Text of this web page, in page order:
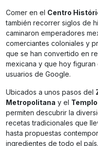
Comer en el Centro
también recorrer siglos de
caminaron emperadores
comerciantes coloniales y
que se han convertido en
mexicana y que hoy
usuarios de Google.
Ubicados a unos pasos del
Metropolitana y el
permiten descubrir la
recetas tradicionales que
hasta propuestas
ingredientes de todo el país.